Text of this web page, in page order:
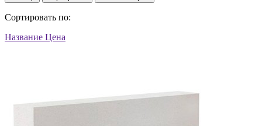
Сортировать по:
Название Цена